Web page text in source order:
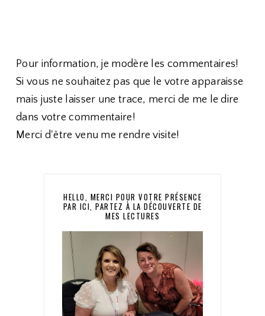
Pour information, je modère les commentaires!
Si vous ne souhaitez pas que le votre apparaisse
mais juste laisser une trace, merci de me le dire
dans votre commentaire!
Merci d'être venu me rendre visite!
HELLO, MERCI POUR VOTRE PRÉSENCE
PAR ICI, PARTEZ À LA DÉCOUVERTE DE
MES LECTURES